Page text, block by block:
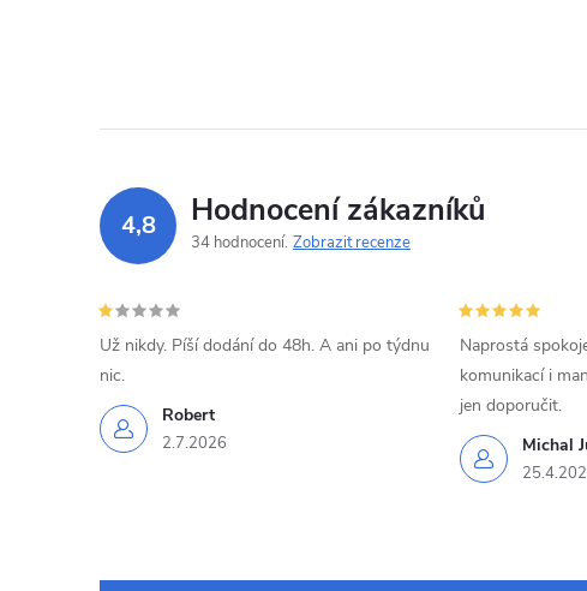
4,8 Hodnocení zákazníků
34 hodnocení Zobrazit recenze
Robert
2.7.2026
Už nikdy. Píší dodání do 48h. A ani po týdnu
nic.
Michal
Naprostá
komunikací i
jen doporučit.